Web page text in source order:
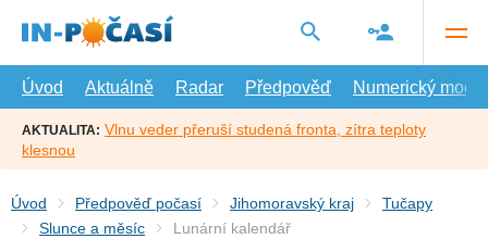
hlavní
Úvod
Aktuálně Radar Předpověď Numerický model
AKTUALITA: Vlnu veder přeruší studená fronta, zítra teploty
klesnou
Úvod Předpověď počasí Jihomoravský kraj
Tučapy
Slunce a měsíc
Lunární kalendář